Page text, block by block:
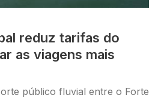
reduz tarifas do
as viagens mais
público fluvial entre o Forte